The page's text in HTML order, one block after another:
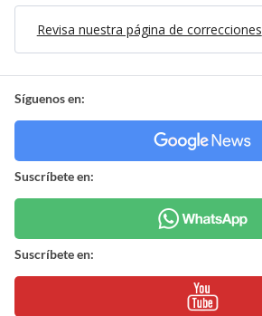
Revisa nuestra página de correcciones
Síguenos en:
Suscríbete en:
Suscríbete en: